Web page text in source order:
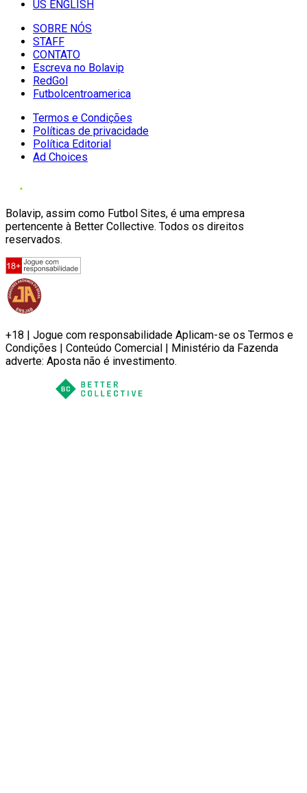
US ENGLISH
SOBRE NÓS
STAFF
CONTATO
Escreva no Bolavip
RedGol
Futbolcentroamerica
Termos e Condições
Políticas de privacidade
Política Editorial
Ad Choices
Bolavip, assim como Futbol Sites, é uma empresa
pertencente à Better Collective. Todos os direitos
reservados.
+18 | Jogue com responsabilidade Aplicam-se os Termos e
Condições | Conteúdo Comercial | Ministério da Fazenda
adverte: Aposta não é investimento.